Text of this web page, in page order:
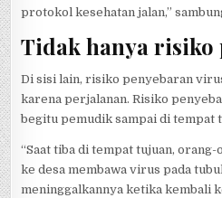
protokol kesehatan jalan,”
Tidak hanya risiko
Di sisi lain, risiko penyebaran
karena perjalanan. Risiko
begitu pemudik sampai di tempat
“Saat tiba di tempat tujuan,
ke desa membawa virus pada
meninggalkannya ketika kembali